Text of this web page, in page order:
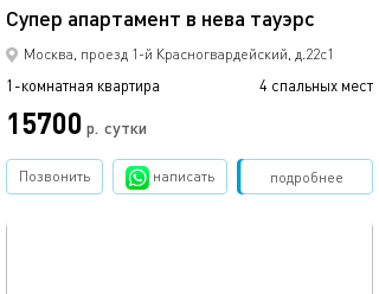
Супер апартамент в нева тауэрс
Москва, проезд 1-й Красногвардейский, д.22с1
1-комнатная квартира 4 спальных мест
15700 р. сутки
подробнее
Позвонить написать Забронировать